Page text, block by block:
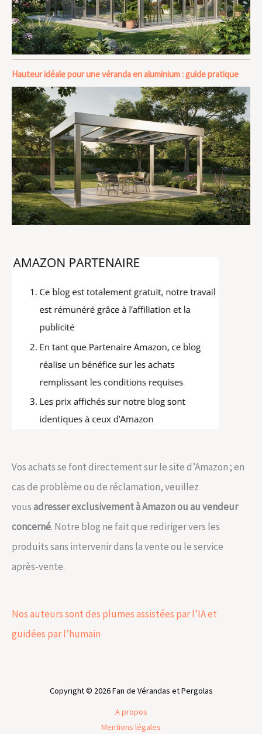
Hauteur idéale pour une véranda en aluminium : guide pratique
Vos achats se font directement sur le site d’Amazon ; en
cas de problème ou de réclamation, veuillez
vousadresser exclusivement à Amazon ou au vendeur
concerné. Notre blog ne fait que rediriger vers les
produits sans intervenir dans la vente ou le service
après-vente.
Nos auteurs sont des plumes assistées par l’IA et
guidées par l’humain
Copyright © 2026 Fan de Vérandas et Pergolas
A propos
Mentions légales